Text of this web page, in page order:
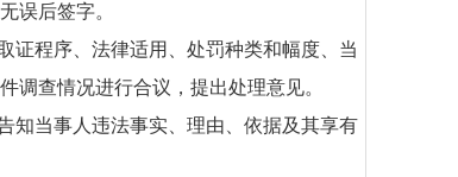
误后签字。
证程序、法律适用、处罚种类和幅度、当
调查情况进行合议，提出处理意见。
知当事人违法事实、理由、依据及其享有